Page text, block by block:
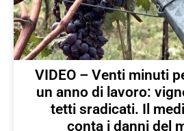
VIDEO – Venti minuti
un anno di lavoro:
tetti sradicati. Il
conta i danni del